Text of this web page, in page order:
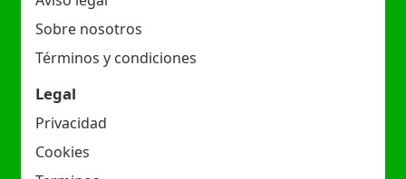
Sobre nosotros
Términos y condiciones
Legal
Privacidad
Cookies